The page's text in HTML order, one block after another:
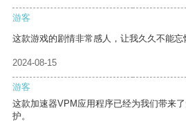
游客
这款游戏的剧情非常感人，让我久久不能忘
2024-08-15
游客
这款加速器VPM应用程序已经为我们带来
护。